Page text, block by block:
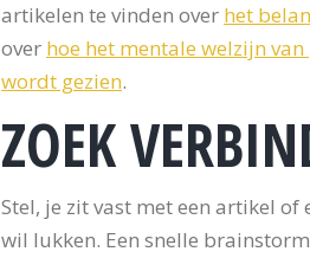
artikelen te vinden over het
over hoe het mentale welzijn
wordt gezien.
ZOEK
Stel, je zit vast met een artikel
wil lukken. Een snelle